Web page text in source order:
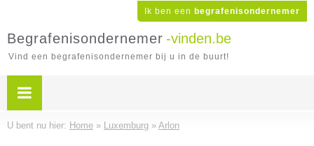
Ik ben een begrafenisondernemer
Begrafenisondernemer -vinden.be
Vind een begrafenisondernemer bij u in de buurt!
U bent nu hier: Home » Luxemburg » Arlon